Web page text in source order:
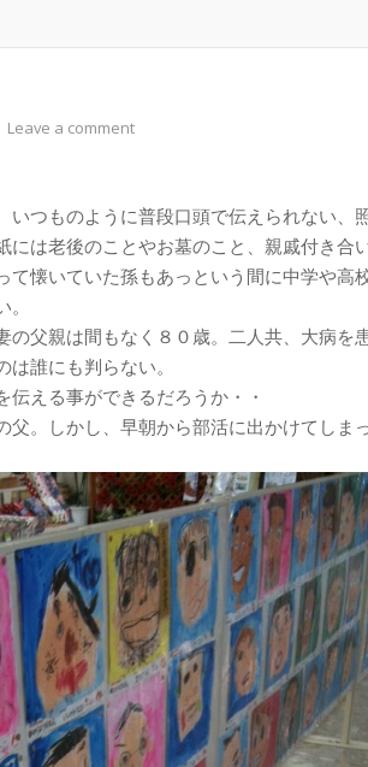
Leave a comment
いつものように普段口頭で伝えられない、
には老後のことやお墓のこと、親戚付き合
て懐いていた孫もあっという間に中学や高
の父親は間もなく８０歳。二人共、大病を
は誰にも判らない。
伝える事ができるだろうか・・
父。しかし、早朝から部活に出かけてしま